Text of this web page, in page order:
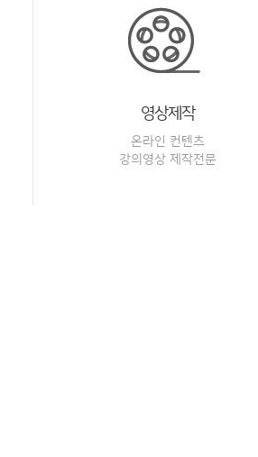
영상제작
온라인 컨텐츠
강의영상 제작전문